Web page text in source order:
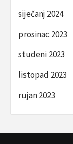
siječanj 2024
prosinac 2023
studeni 2023
listopad 2023
rujan 2023